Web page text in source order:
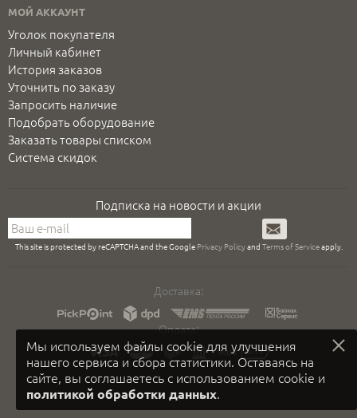
Мы используем файлы cookie для улучшения
нашего сервиса и сбора статистики. Оставаясь на
сайте, вы соглашаетесь с использованием cookie и
политикой обработки данных.
МОЙ АККАУНТ
Уголок покупателя
Личный кабинет
История заказов
Уточнить по заказу
Запросить наличие
Подобрать оборудование
Заказать товары списком
Система скидок
Подписка на новости и акции
Подписаться
This site is protected by reCAPTCHA and the Google Privacy Policyand Terms of Serviceapply.
Доставка:
Оплата: